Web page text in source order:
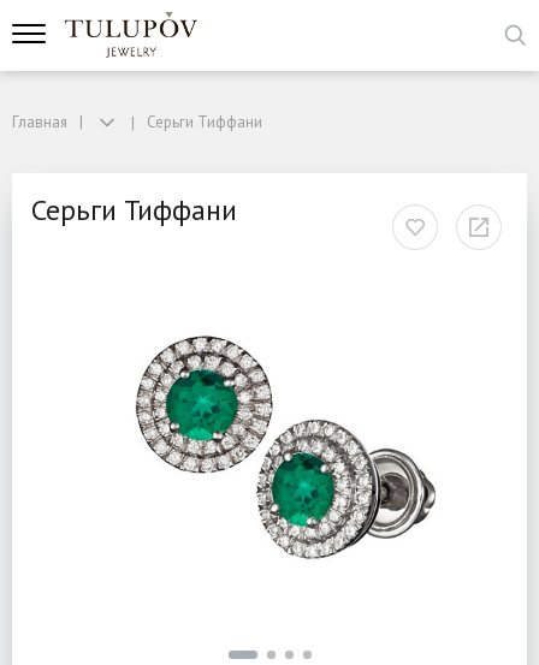
Главная Серьги Тиффани
Серьги Тиффани